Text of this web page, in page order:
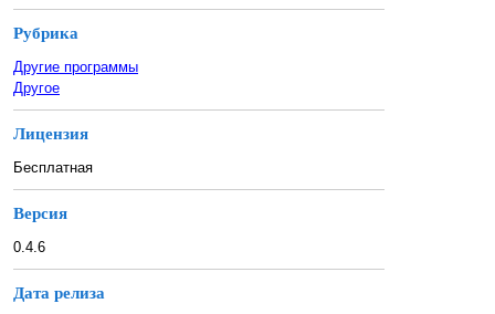
Рубрика
Другие программы
Другое
Лицензия
Бесплатная
Версия
0.4.6
Дата релиза